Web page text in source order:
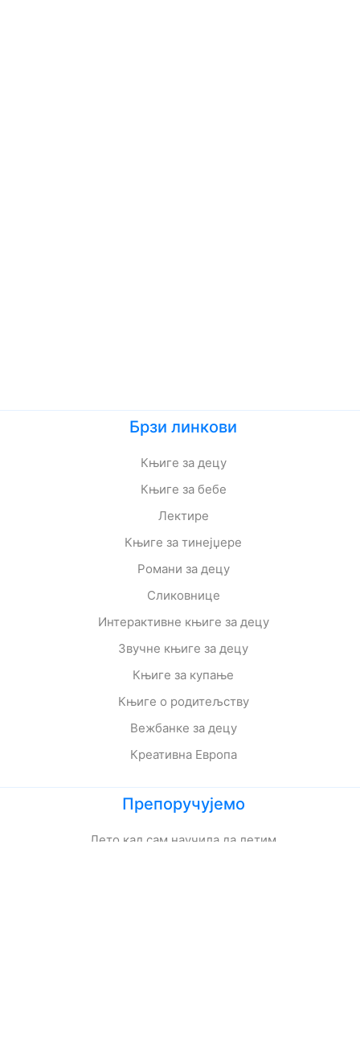
Брзи линкови
Књиге за децу
Књиге за бебе
Лектире
Књиге за тинејџере
Романи за децу
Сликовнице
Интерактивне књиге за децу
Звучне књиге за децу
Књиге за купање
Књиге о родитељству
Вежбанке за децу
Креативна Европа
Препоручујемо
Лето кад сам научила да летим